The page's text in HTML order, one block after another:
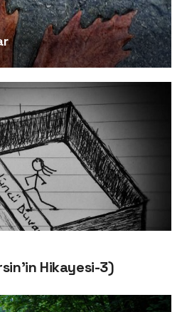
Hikayesi-3)